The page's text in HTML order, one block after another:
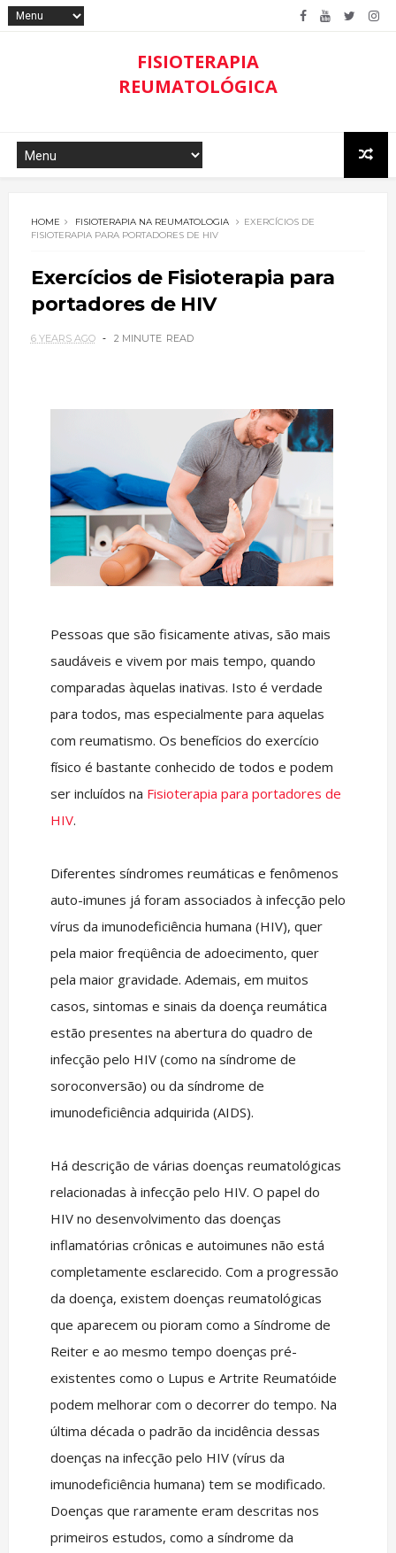
FISIOTERAPIA
REUMATOLÓGICA
HOME FISIOTERAPIA NA REUMATOLOGIA
EXERCÍCIOS DE
FISIOTERAPIA PARA PORTADORES DE HIV
Exercícios de Fisioterapia para
portadores de HIV
6 YEARS AGO 2 MINUTE READ
Pessoas que são fisicamente ativas, são mais
saudáveis e vivem por mais tempo, quando
comparadas àquelas inativas. Isto é verdade
para todos, mas especialmente para aquelas
com reumatismo. Os benefícios do exercício
físico é bastante conhecido de todos e podem
ser incluídos na Fisioterapia para portadores de
HIV.
Diferentes síndromes reumáticas e fenômenos
auto-imunes já foram associados à infecção pelo
vírus da imunodeficiência humana (HIV), quer
pela maior freqüência de adoecimento, quer
pela maior gravidade. Ademais, em muitos
casos, sintomas e sinais da doença reumática
estão presentes na abertura do quadro de
infecção pelo HIV (como na síndrome de
soroconversão) ou da síndrome de
imunodeficiência adquirida (AIDS).
Há descrição de várias doenças reumatológicas
relacionadas à infecção pelo HIV. O papel do
HIV no desenvolvimento das doenças
inflamatórias crônicas e autoimunes não está
completamente esclarecido. Com a progressão
da doença, existem doenças reumatológicas
que aparecem ou pioram como a Síndrome de
Reiter e ao mesmo tempo doenças pré-
existentes como o Lupus e Artrite Reumatóide
podem melhorar com o decorrer do tempo. Na
última década o padrão da incidência dessas
doenças na infecção pelo HIV (vírus da
imunodeficiência humana) tem se modificado.
Doenças que raramente eram descritas nos
primeiros estudos, como a síndrome da